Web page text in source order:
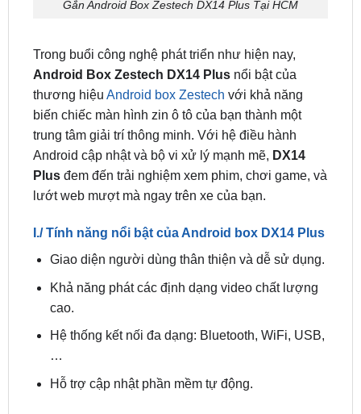
Trong buổi công nghệ phát triển như hiện nay,
thương hiệuAndroid box Zestechvới khả năng
biến chiếc màn hình zin ô tô của bạn thành một
trung tâm giải trí thông minh. Với hệ điều hành
Android cập nhật và bộ vi xử lý mạnh mẽ,DX14
Plusđem đến trải nghiệm xem phim, chơi game, và
lướt web mượt mà ngay trên xe của bạn.
I./ Tính năng nổi bật của Android box DX14 Plus
cao.
Hệ thống kết nối đa dạng: Bluetooth, WiFi, USB,
…
Hỗ trợ cập nhật phần mềm tự động.
Đặc biệt với 2 tính năng mới: